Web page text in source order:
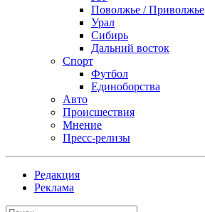
Поволжье / Приволжье
Урал
Сибирь
Дальний восток
Спорт
Футбол
Единоборства
Авто
Происшествия
Мнение
Пресс-релизы
Редакция
Реклама